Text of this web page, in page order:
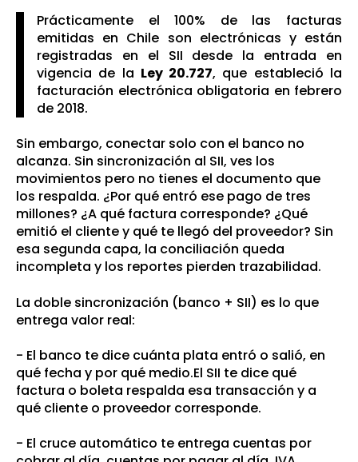
Prácticamente el 100% de las facturas
emitidas en Chile son electrónicas y están
registradas en el SII desde la entrada en
vigencia de la Ley 20.727, que estableció la
facturación electrónica obligatoria en febrero
de 2018.
Sin embargo, conectar solo con el banco no
alcanza. Sin sincronización al SII, ves los
movimientos pero no tienes el documento que
los respalda. ¿Por qué entró ese pago de tres
millones? ¿A qué factura corresponde? ¿Qué
emitió el cliente y qué te llegó del proveedor? Sin
esa segunda capa, la conciliación queda
incompleta y los reportes pierden trazabilidad.
La doble sincronización (banco + SII) es lo que
entrega valor real:
- El banco te dice cuánta plata entró o salió, en
qué fecha y por qué medio.El SII te dice qué
factura o boleta respalda esa transacción y a
qué cliente o proveedor corresponde.
- El cruce automático te entrega cuentas por